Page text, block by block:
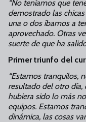
“No teníamos que
demostrado las
una o dos íbamos a
aprovechado. Otras
suerte de que ha
Primer triunfo del
“Estamos tranquilos,
resultado del otro
hubiera sido lo más
equipos. Estamos
dinámica, las cosas